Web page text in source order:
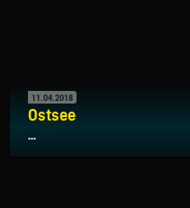
11.04.2018
Ostsee
...